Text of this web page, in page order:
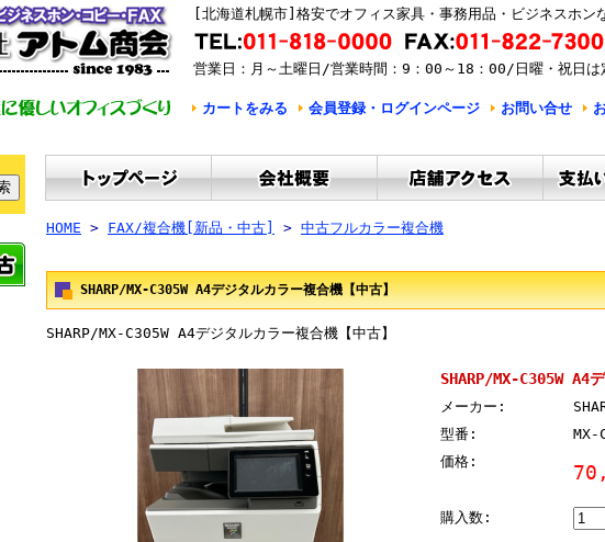
[北海道札幌市]格安でオフィス家具・事務用品・ビジネスホン
営業日：月～土曜日/営業時間：9：00～18：00/日曜・祝日は
カートをみる 会員登録・ログインページ お問い合せ
HOME > FAX/複合機[新品・中古] > 中古フルカラー複合機
SHARP/MX-C305W A4デジタルカラー複合機【中古】
SHARP/MX-C305W A4デジタルカラー複合機【中古】
SHARP/MX-C305W A4
メーカー:
型番:
MX-
価格:
購入数: